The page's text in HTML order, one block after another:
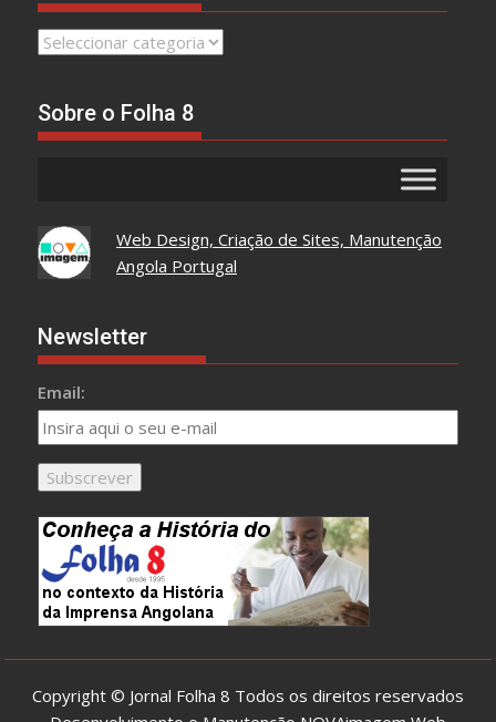
Leia
Sobre o Folha 8
Web Design, Criação de Sites, Manutenção
Angola Portugal
Newsletter
Email:
Copyright © Jornal Folha 8 Todos os direitos reservados